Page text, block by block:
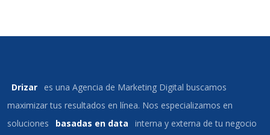
Drizar
es una Agencia de Marketing Digital buscamos
maximizar tus resultados en línea. Nos especializamos en
soluciones
basadas en data
interna y externa de tu negocio